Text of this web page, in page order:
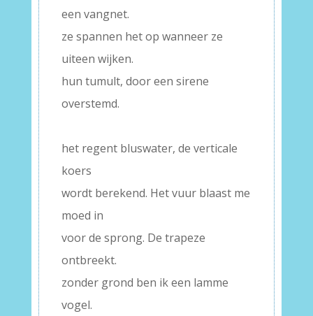
een vangnet.
ze spannen het op wanneer ze
uiteen wijken.
hun tumult, door een sirene
overstemd.
het regent bluswater, de verticale
koers
wordt berekend. Het vuur blaast me
moed in
voor de sprong. De trapeze
ontbreekt.
zonder grond ben ik een lamme
vogel.